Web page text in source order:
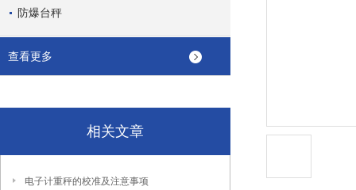
防爆台秤
查看更多
相关文章
电子计重秤的校准及注意事项